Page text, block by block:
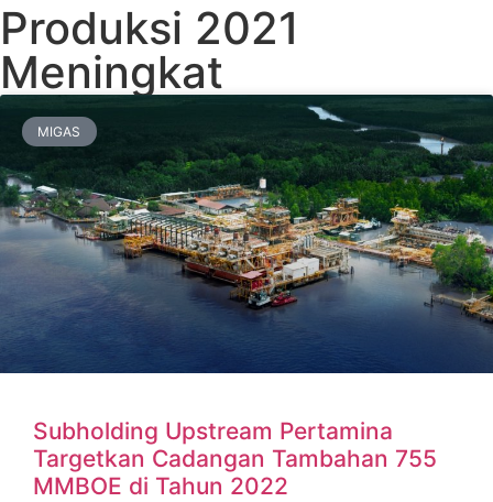
Produksi 2021
Meningkat
MIGAS
Subholding Upstream Pertamina
Targetkan Cadangan Tambahan 755
MMBOE di Tahun 2022